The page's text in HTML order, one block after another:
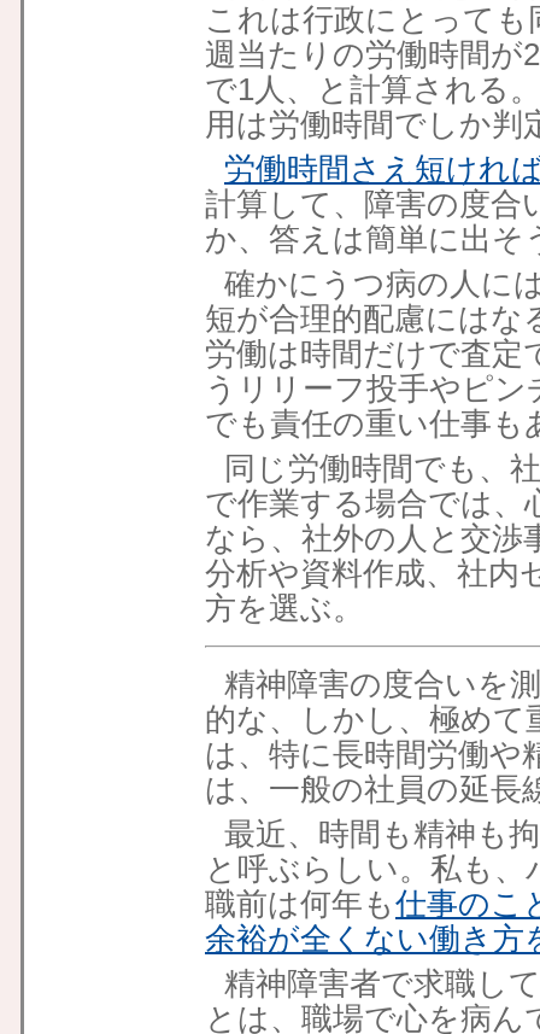
これは行政にとって
週当たりの労働時間が
で1人、と計算される
用は労働時間でしか判
労働時間さえ短けれ
計算して、障害の度合
か、答えは簡単に出そ
確かにうつ病の人に
短が合理的配慮には
労働は時間だけで査定
うリリーフ投手やピ
でも責任の重い仕事も
同じ労働時間でも、
で作業する場合では、
なら、社外の人と交渉
分析や資料作成、社内
方を選ぶ。
精神障害の度合いを
的な、しかし、極めて
は、特に長時間労働や
は、一般の社員の延長
最近、時間も精神も
と呼ぶらしい。私も
職前は何年も仕事のこ
余裕が全くない働き方
精神障害者で求職し
とは、職場で心を病